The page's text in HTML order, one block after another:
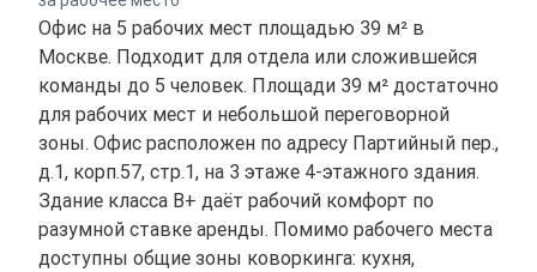
Офис на 5 рабочих мест площадью 39 м² в
Москве. Подходит для отдела или сложившейся
команды до 5 человек. Площади 39 м² достаточно
для рабочих мест и небольшой переговорной
зоны. Офис расположен по адресу Партийный пер.,
д.1, корп.57, стр.1, на 3 этаже 4-этажного здания.
Здание класса B+ даёт рабочий комфорт по
разумной ставке аренды. Помимо рабочего места
доступны общие зоны коворкинга: кухня,